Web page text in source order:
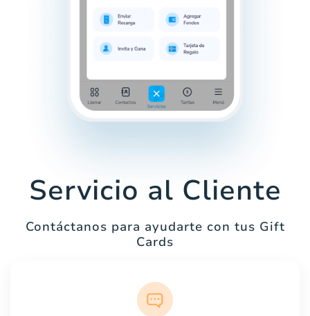
Servicio al Cliente
Contáctanos para ayudarte con tus Gift
Cards